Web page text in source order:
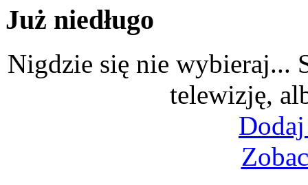
Już niedługo
Nigdzie się nie wybieraj...
telewizję,